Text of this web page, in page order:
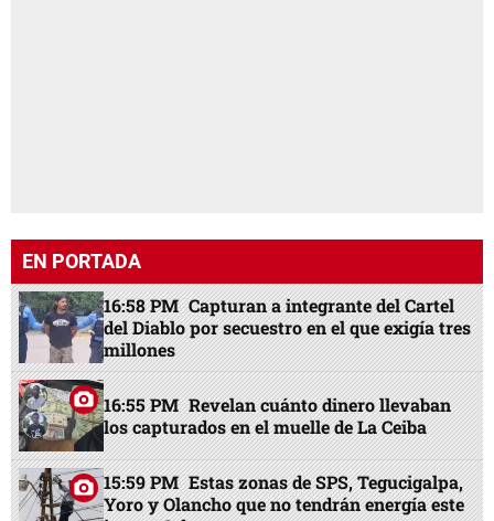
EN PORTADA
16:58 PM Capturan a integrante del Cartel
del Diablo por secuestro en el que exigía tres
millones
16:55 PM Revelan cuánto dinero llevaban
los capturados en el muelle de La Ceiba
15:59 PM Estas zonas de SPS, Tegucigalpa,
Yoro y Olancho que no tendrán energía este